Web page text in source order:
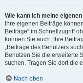
Wie kann ich meine
Ihre eigenen Beiträge
Beiträge“ im Schnellzugriff
können Sie auch „Ihre
„Beiträge des Benutzers
Benutzen Sie die erweiterte
suchen. Tragen Sie dort die
Nach oben